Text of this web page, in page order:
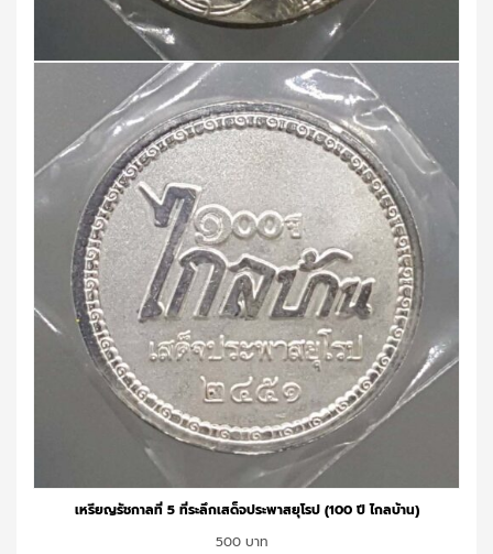
เหรียญรัชกาลที่ 5 ที่ระลึกเสด็จประพาสยุโรป (100 ปี ไกลบ้าน)
500